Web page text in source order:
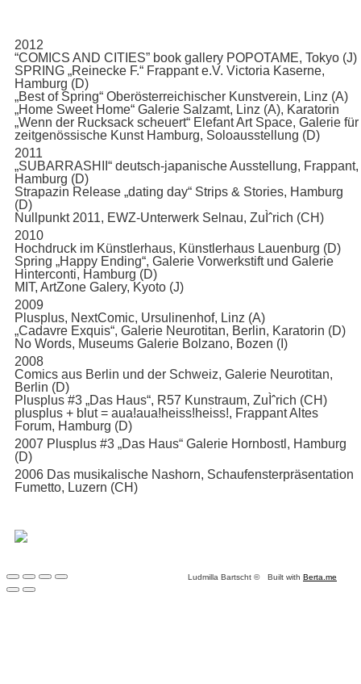
2012
“COMICS AND CITIES” book gallery POPOTAME, Tokyo (J)
SPRING „Reinecke F.“ Frappant e.V. Victoria Kaserne,
Hamburg (D)
„Best of Spring“ Oberösterreichischer Kunstverein, Linz (A)
„Home Sweet Home“ Galerie Salzamt, Linz (A), Karatorin
„Wenn der Rucksack scheuert“ Elefant Art Space, Galerie für
zeitgenössische Kunst Hamburg, Soloausstellung (D)
2011
„SUBARRASHII“ deutsch-japanische Ausstellung, Frappant,
Hamburg (D)
Strapazin Release „dating day“ Strips & Stories, Hamburg
(D)
Nullpunkt 2011, EWZ-Unterwerk Selnau, ZuÌˆrich (CH)
2010
Hochdruck im Künstlerhaus, Künstlerhaus Lauenburg (D)
Spring „Happy Ending“, Galerie Vorwerkstift und Galerie
Hinterconti, Hamburg (D)
MIT, ArtZone Galery, Kyoto (J)
2009
Plusplus, NextComic, Ursulinenhof, Linz (A)
„Cadavre Exquis“, Galerie Neurotitan, Berlin, Karatorin (D)
No Words, Museums Galerie Bolzano, Bozen (I)
2008
Comics aus Berlin und der Schweiz, Galerie Neurotitan,
Berlin (D)
Plusplus #3 „Das Haus“, R57 Kunstraum, ZuÌˆrich (CH)
plusplus + blut = aua!aua!heiss!heiss!, Frappant Altes
Forum, Hamburg (D)
2007 Plusplus #3 „Das Haus“ Galerie Hornbostl, Hamburg
(D)
2006 Das musikalische Nashorn, Schaufensterpräsentation
Fumetto, Luzern (CH)
Built with Berta.me
Ludmilla Bartscht ©